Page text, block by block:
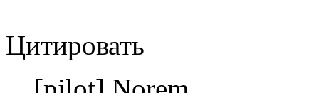
Цитировать